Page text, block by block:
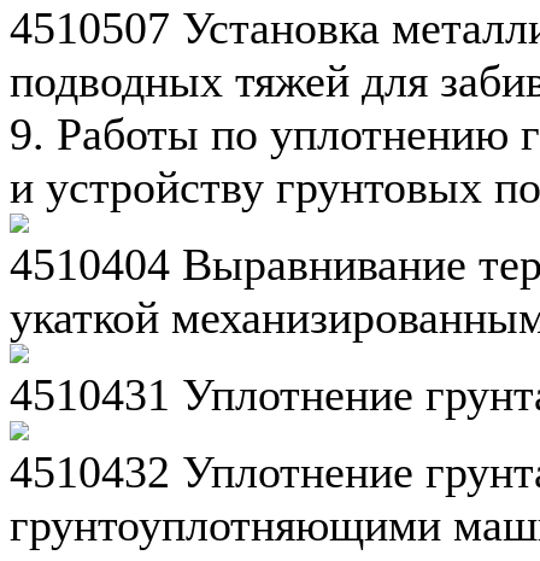
4510507 Установка
подводных тяжей для
9. Работы по уплотнению
и устройству грунтовых
4510404 Выравнивание
укаткой
4510431 Уплотнение
4510432 Уплотнение
грунтоуплотняющими